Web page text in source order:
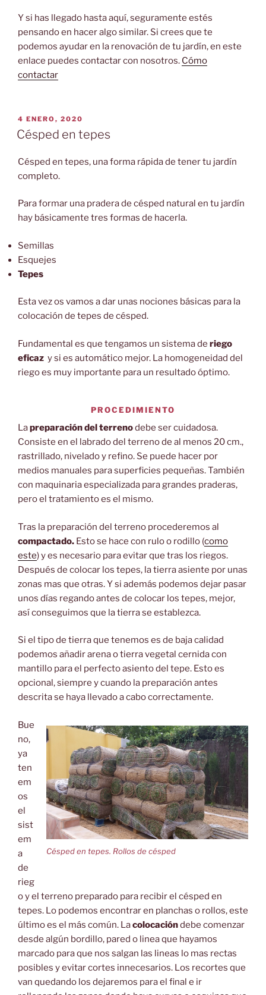
Y si has llegado hasta aquí, seguramente estés
pensando en hacer algo similar. Si crees que te
podemos ayudar en la renovación de tu jardín, en este
enlace puedes contactar con nosotros. Cómo
contactar
PUBLICADO
EL
4 ENERO, 2020
Césped en tepes
Césped en tepes, una forma rápida de tener tu jardín
completo.
Para formar una pradera de césped natural en tu jardín
hay básicamente tres formas de hacerla.
Semillas
Esquejes
Tepes
Esta vez os vamos a dar unas nociones básicas para la
colocación de tepes de césped.
Fundamental es que tengamos un sistema de riego
eficaz y si es automático mejor. La homogeneidad del
riego es muy importante para un resultado óptimo.
PROCEDIMIENTO
Lapreparación del terrenodebe ser cuidadosa.
Consiste en el labrado del terreno de al menos 20 cm.,
rastrillado, nivelado y refino. Se puede hacer por
medios manuales para superficies pequeñas. También
con maquinaria especializada para grandes praderas,
pero el tratamiento es el mismo.
Tras la preparación del terreno procederemos al
compactado. Esto se hace con rulo o rodillo (como
este) y es necesario para evitar que tras los riegos.
Después de colocar los tepes, la tierra asiente por unas
zonas mas que otras. Y si además podemos dejar pasar
unos días regando antes de colocar los tepes, mejor,
así conseguimos que la tierra se establezca.
Si el tipo de tierra que tenemos es de baja calidad
podemos añadir arena o tierra vegetal cernida con
mantillo para el perfecto asiento del tepe. Esto es
opcional, siempre y cuando la preparación antes
descrita se haya llevado a cabo correctamente.
Césped en tepes. Rollos de césped
Bue
no,
ya
ten
em
os
el
sist
em
a
de
rieg
o y el terreno preparado para recibir el césped en
tepes. Lo podemos encontrar en planchas o rollos, este
último es el más común. Lacolocacióndebe comenzar
desde algún bordillo, pared o linea que hayamos
marcado para que nos salgan las lineas lo mas rectas
posibles y evitar cortes innecesarios. Los recortes que
van quedando los dejaremos para el final e ir